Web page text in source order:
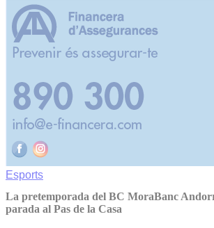
Esports
La pretemporada del BC MoraBanc
parada al Pas de la Casa